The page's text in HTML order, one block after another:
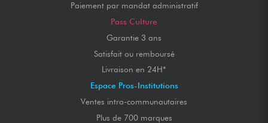
Paiement par mandat administratif
Pass Culture
Garantie 3 ans
Satisfait ou remboursé
Livraison en 24H*
Espace Pros-Institutions
Ventes intra-communautaires
Plus de 700 marques